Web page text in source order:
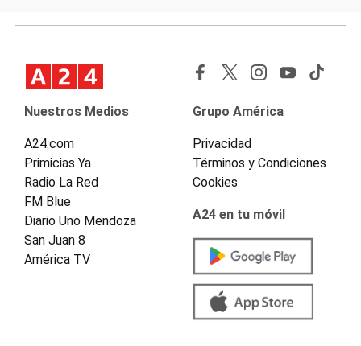
Nuestros Medios
A24.com
Primicias Ya
Radio La Red
FM Blue
Diario Uno Mendoza
San Juan 8
América TV
Grupo América
Privacidad
Términos y Condiciones
Cookies
A24 en tu móvil